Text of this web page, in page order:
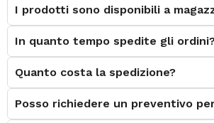
I prodotti sono disponibili a
In quanto tempo spedite gli
Quanto costa la spedizione?
Posso richiedere un preventivo